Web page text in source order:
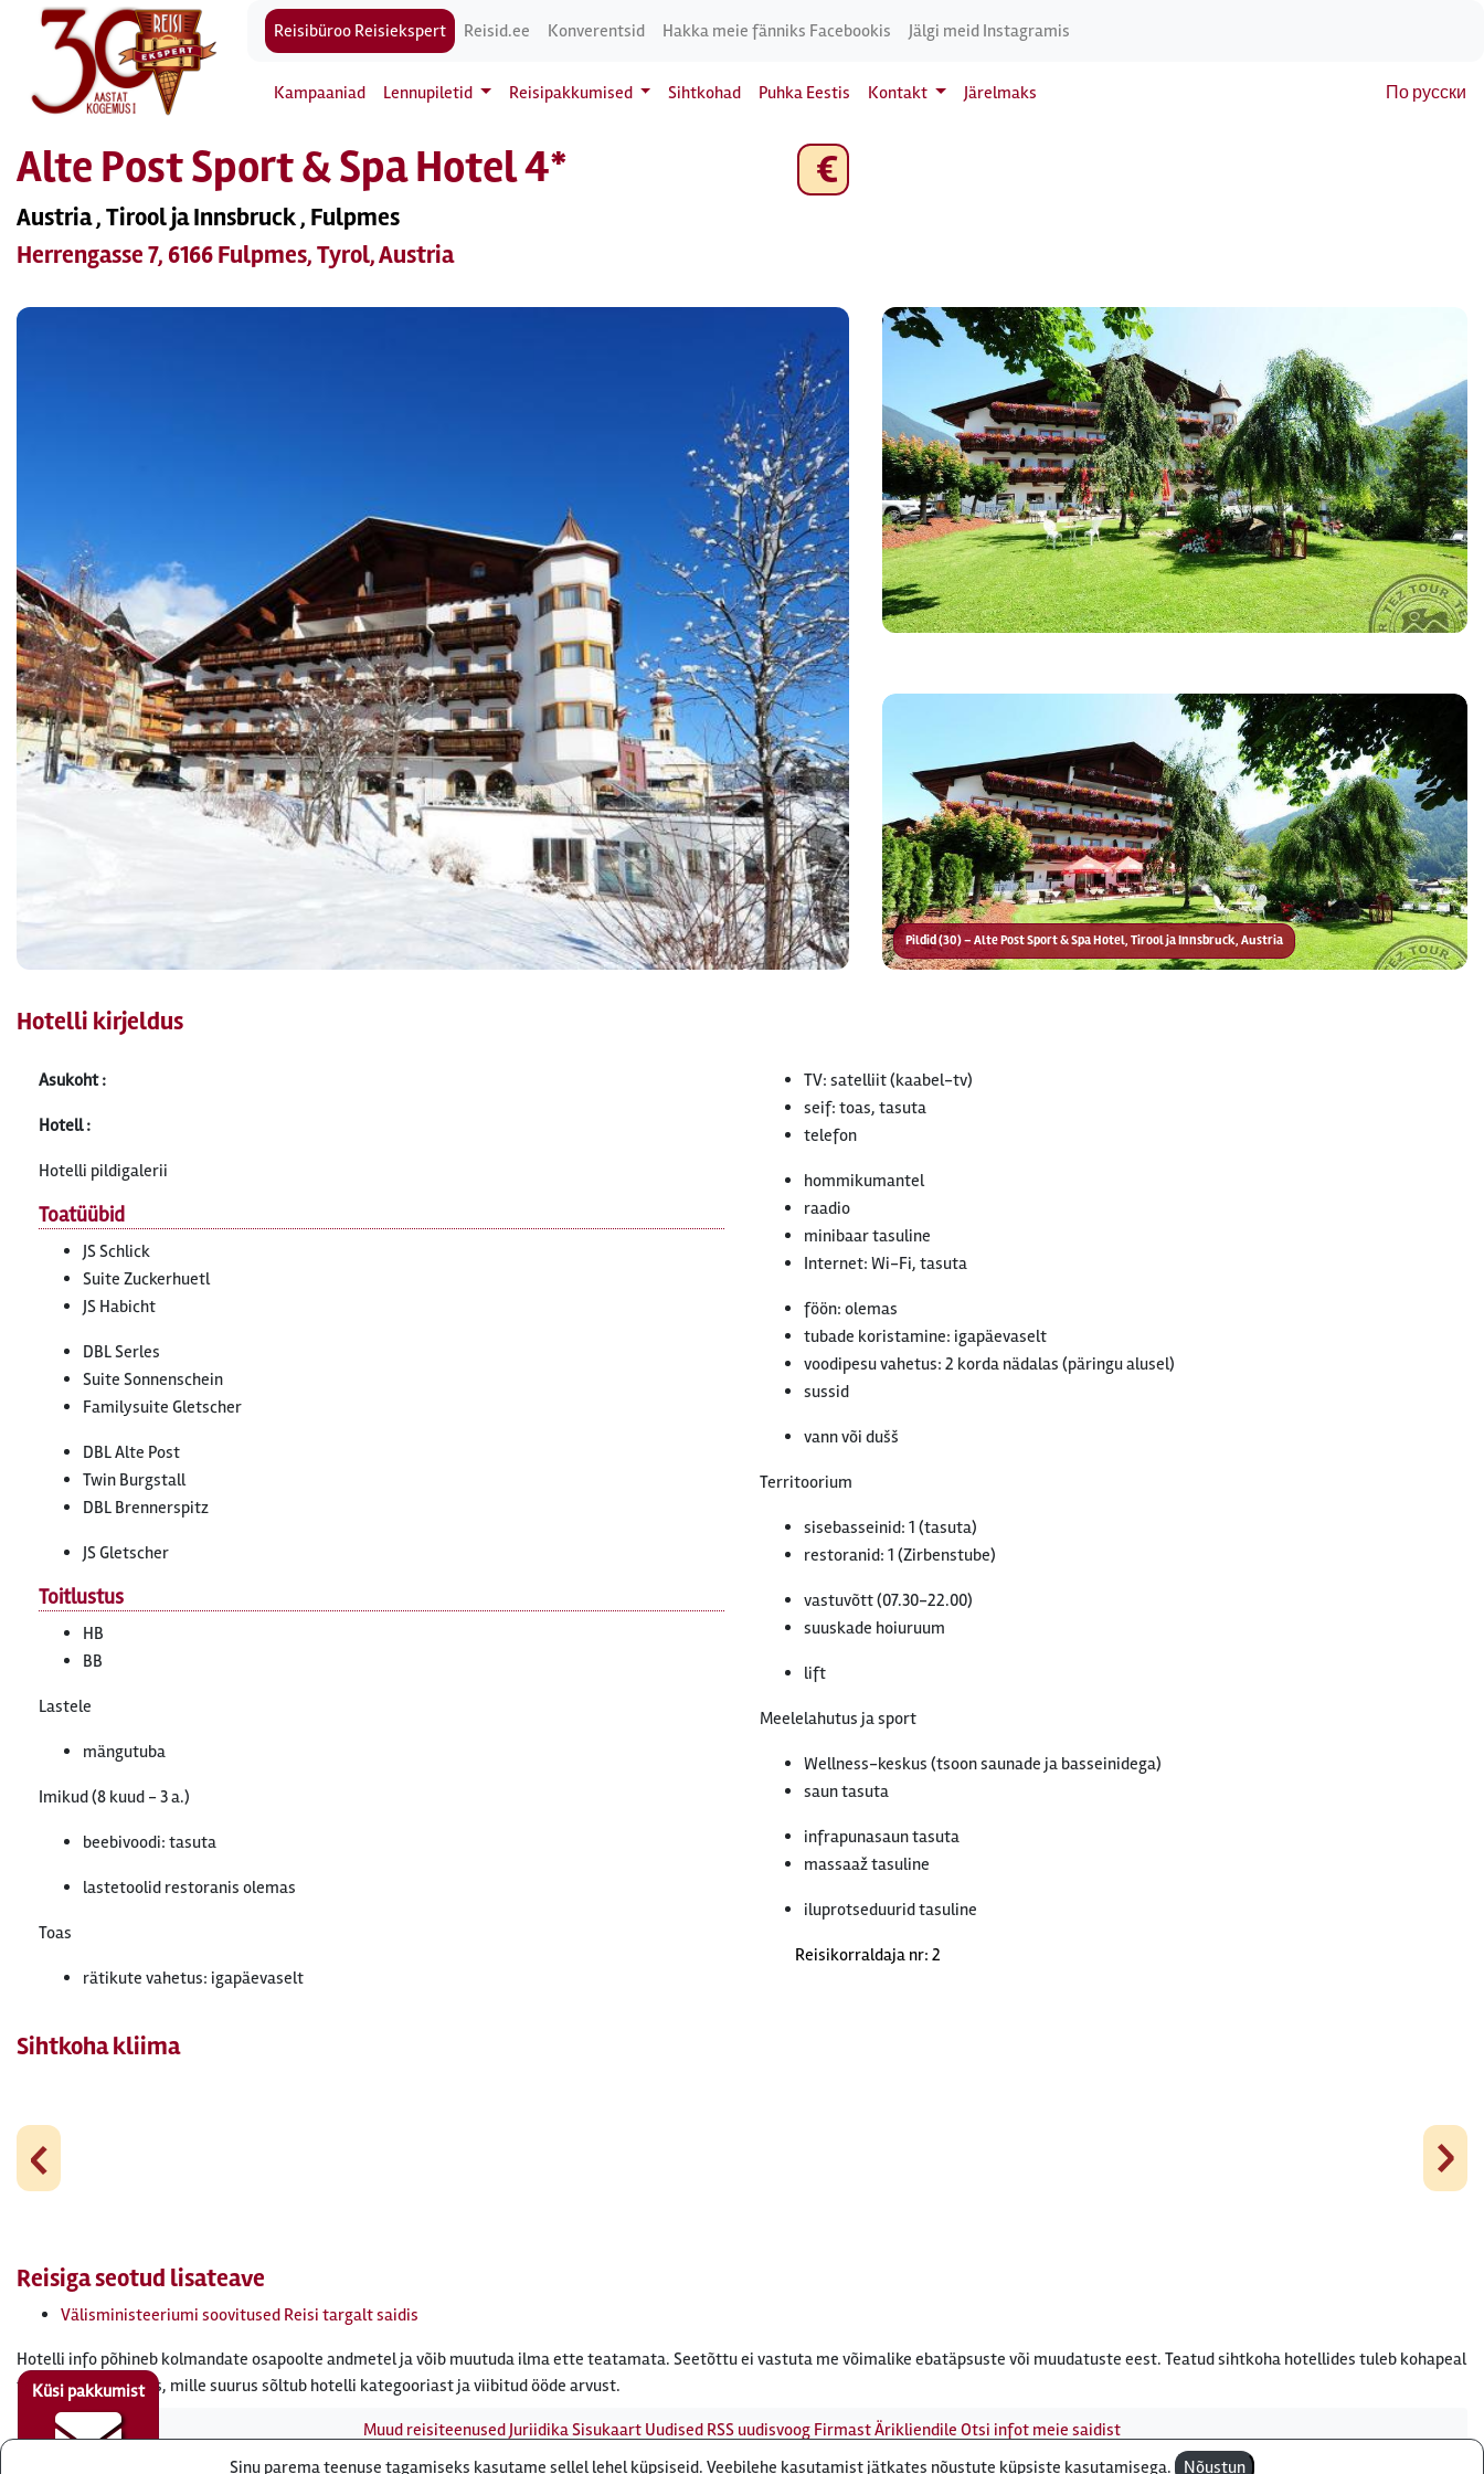
Reisibüroo Reisiekspert Reisid.ee Konverentsid Hakka meie fänniks Facebookis Jälgi meid Instagramis
Kampaaniad Lennupiletid Reisipakkumised Sihtkohad Puhka Eestis Kontakt Järelmaks По русски
Alte Post Sport & Spa Hotel 4*
Austria , Tirool ja Innsbruck , Fulpmes
Herrengasse 7, 6166 Fulpmes, Tyrol, Austria
€
Pildid (30) – Alte Post Sport & Spa Hotel, Tirool ja Innsbruck, Austria
Hotelli kirjeldus
Asukoht :
Hotell :
Hotelli pildigalerii
Toatüübid
JS Schlick
Suite Zuckerhuetl
JS Habicht
DBL Serles
Suite Sonnenschein
Familysuite Gletscher
DBL Alte Post
Twin Burgstall
DBL Brennerspitz
JS Gletscher
Toitlustus
HB
BB
Lastele
mängutuba
Imikud (8 kuud - 3 a.)
beebivoodi: tasuta
lastetoolid restoranis olemas
Toas
rätikute vahetus: igapäevaselt
TV: satelliit (kaabel-tv)
seif: toas, tasuta
telefon
hommikumantel
raadio
minibaar tasuline
Internet: Wi-Fi, tasuta
föön: olemas
tubade koristamine: igapäevaselt
voodipesu vahetus: 2 korda nädalas (päringu alusel)
sussid
vann või dušš
Territoorium
sisebasseinid: 1 (tasuta)
restoranid: 1 (Zirbenstube)
vastuvõtt (07.30-22.00)
suuskade hoiuruum
lift
Meelelahutus ja sport
Wellness-keskus (tsoon saunade ja basseinidega)
saun tasuta
infrapunasaun tasuta
massaaž tasuline
iluprotseduurid tasuline
Reisikorraldaja nr: 2
Sihtkoha kliima
‹ ›
Reisiga seotud lisateave
Välisministeeriumi soovitused Reisi targalt saidis
Hotelli info põhineb kolmandate osapoolte andmetel ja võib muutuda ilma ette teatamata. Seetõttu ei vastuta me võimalike ebatäpsuste või muudatuste eest. Teatud sihtkoha hotellides tuleb kohapeal
tasuda turismimaks, mille suurus sõltub hotelli kategooriast ja viibitud ööde arvust.
Küsi pakkumist
Muud reisiteenusedJuriidikaSisukaart Uudised RSS uudisvoog FirmastÄrikliendile Otsi infot meie saidist
Sinu parema teenuse tagamiseks kasutame sellel lehel küpsiseid. Veebilehe kasutamist jätkates nõustute küpsiste kasutamisega. Nõustun